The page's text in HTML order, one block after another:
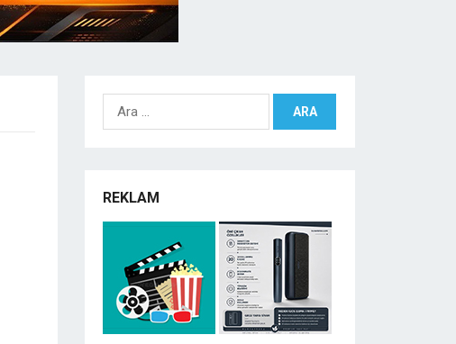
Arama:
REKLAM